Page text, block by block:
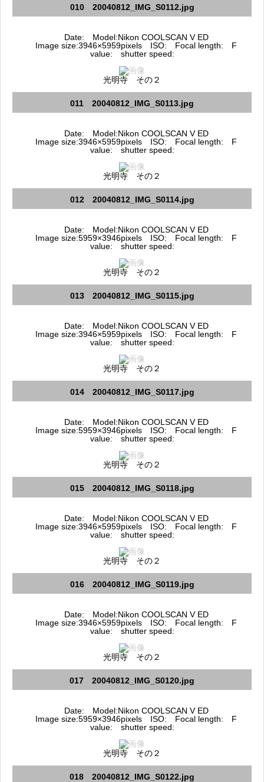
010 20040812_IMG_S0112.jpg
Date: Model:Nikon COOLSCAN V ED
Image size:3946×5959pixels ISO: Focal length: F
value: shutter speed:
光明寺 その２
011 20040812_IMG_S0113.jpg
Date: Model:Nikon COOLSCAN V ED
Image size:3946×5959pixels ISO: Focal length: F
value: shutter speed:
光明寺 その２
012 20040812_IMG_S0114.jpg
Date: Model:Nikon COOLSCAN V ED
Image size:5959×3946pixels ISO: Focal length: F
value: shutter speed:
光明寺 その２
013 20040812_IMG_S0115.jpg
Date: Model:Nikon COOLSCAN V ED
Image size:3946×5959pixels ISO: Focal length: F
value: shutter speed:
光明寺 その２
014 20040812_IMG_S0117.jpg
Date: Model:Nikon COOLSCAN V ED
Image size:5959×3946pixels ISO: Focal length: F
value: shutter speed:
光明寺 その２
015 20040812_IMG_S0118.jpg
Date: Model:Nikon COOLSCAN V ED
Image size:3946×5959pixels ISO: Focal length: F
value: shutter speed:
光明寺 その２
016 20040812_IMG_S0119.jpg
Date: Model:Nikon COOLSCAN V ED
Image size:3946×5959pixels ISO: Focal length: F
value: shutter speed:
光明寺 その２
017 20040812_IMG_S0120.jpg
Date: Model:Nikon COOLSCAN V ED
Image size:5959×3946pixels ISO: Focal length: F
value: shutter speed:
光明寺 その２
018 20040812_IMG_S0122.jpg